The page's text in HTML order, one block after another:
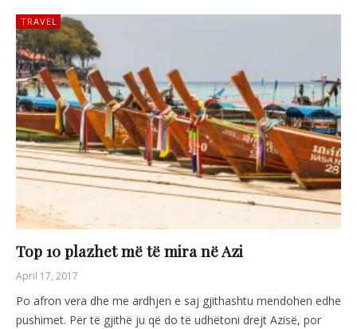
TRAVEL
Top 10 plazhet më të mira në Azi
April 17, 2017
Po afron vera dhe me ardhjen e saj gjithashtu mendohen edhe
pushimet. Për të gjithë ju që do të udhëtoni drejt Azisë, por